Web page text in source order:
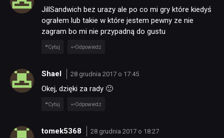
JillSandwich bez urazy ale po co mi gry które kiedyś
ograłem lub takie w które jestem pewny ze nie
zagram bo mi nie przypadną do gustu
Cytuj Odpowiedz
Shael 28 grudnia 2017 o 17:45
Okej, dzięki za rady 🙂
Cytuj Odpowiedz
tomek5368 28 grudnia 2017 o 18:27